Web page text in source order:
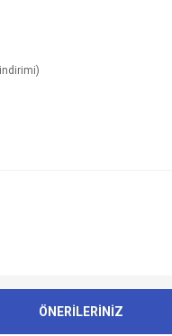
ÖNERİLERİNİZ